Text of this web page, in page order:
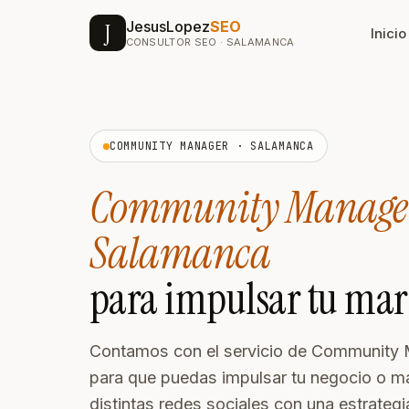
J JesusLopezSEO
CONSULTOR SEO · SALAMANCA Inicio
Posicionamiento SEO
Estrategia SEO integral para
Posicionamiento GEO
Aparece en ChatGPT,
Perplexity y Gemini
Agencia SEM · Google
NUEVO
Campañas que convierten
desde 100€/mes
y
COMMUNITY MANAGER · SALAMANCA
Community
Salamanca
para impulsar tu
Contamos con el servicio de Community
para que puedas impulsar tu negocio o
distintas redes sociales con una